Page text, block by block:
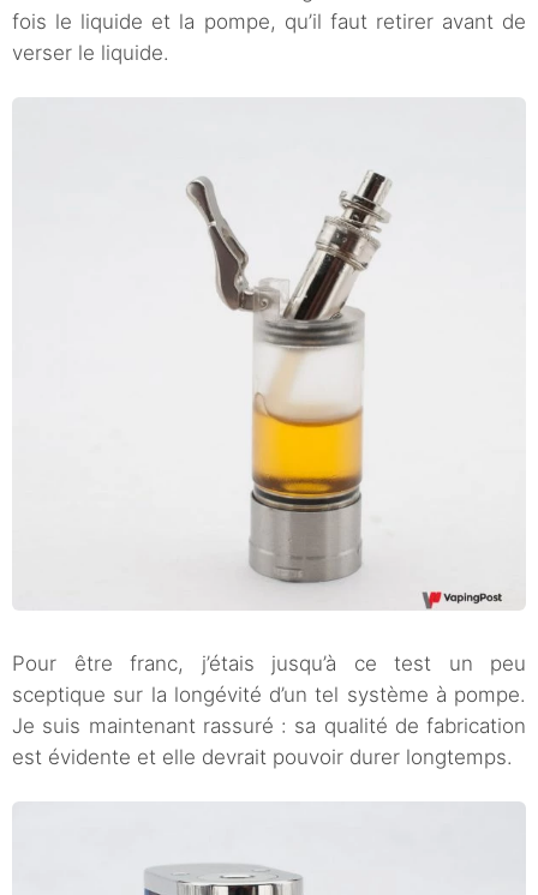
fois le liquide et la pompe, qu’il faut retirer avant de
verser le liquide.
Pour être franc, j’étais jusqu’à ce test un peu
sceptique sur la longévité d’un tel système à pompe.
Je suis maintenant rassuré : sa qualité de fabrication
est évidente et elle devrait pouvoir durer longtemps.